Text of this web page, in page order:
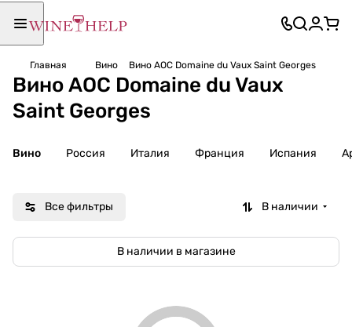
Главная Вино Вино AOC Domaine du Vaux Saint Georges
Вино AOC Domaine du Vaux
Saint Georges
Вино Россия Италия Франция Испания
Все фильтры В наличии
В наличии в магазине